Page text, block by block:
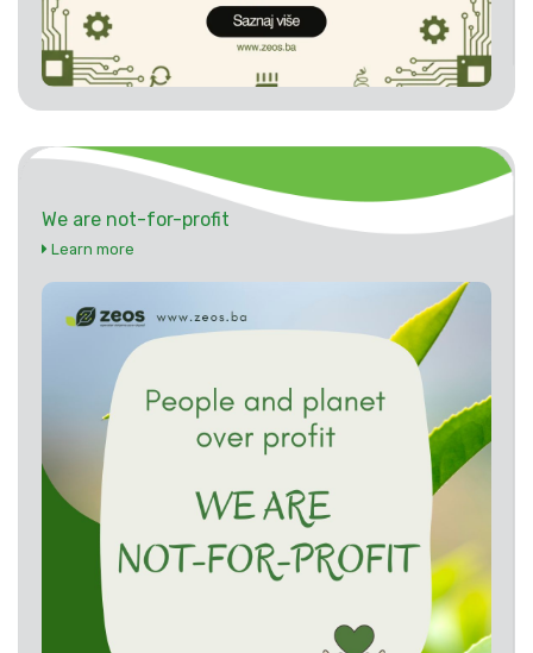
We are not-for-profit
Learn more